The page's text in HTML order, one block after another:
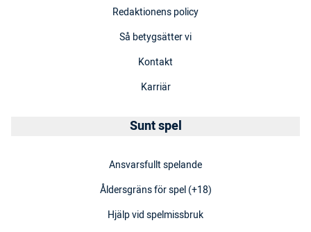
Redaktionens policy
Så betygsätter vi
Kontakt
Karriär
Sunt spel
Ansvarsfullt spelande
Åldersgräns för spel (+18)
Hjälp vid spelmissbruk